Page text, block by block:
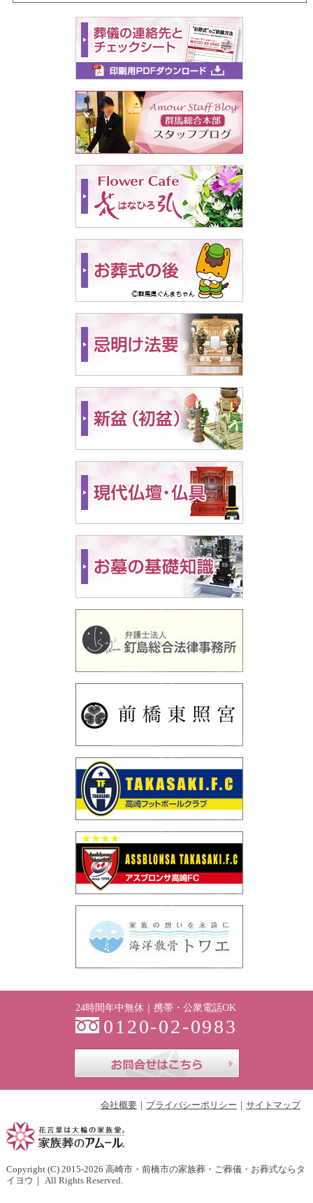
24時間年中無休｜携帯・公衆電話OK
0120-02-0983
会社概要 プライバシーポリシー サイトマップ
Copyright (C) 2015-2026 高崎市・前橋市の家族葬・ご葬儀・お葬式ならタ
イヨウ ｜ All Rights Reserved.